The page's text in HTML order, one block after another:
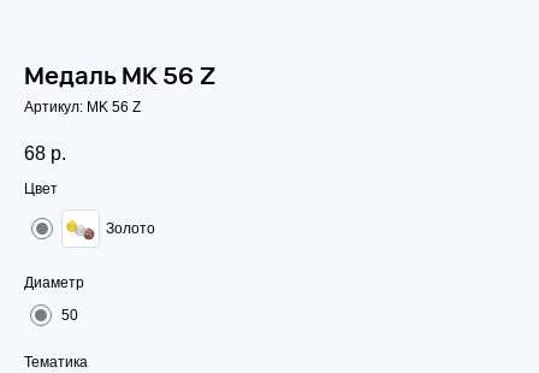
Медаль MK 56 Z
Артикул: MK 56 Z
68 р.
Цвет
Золото
Диаметр
50
Тематика